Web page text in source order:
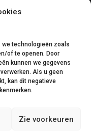
we technologieën zoals
of te openen. Door
kunnen we gegevens
Als u geen
kan dit negatieve
Zie voorkeuren
overeen met de werkelijkheid.
en kunnen zonder